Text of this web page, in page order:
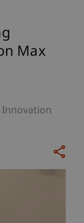
Max
Innovation